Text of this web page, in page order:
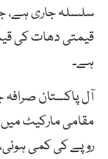
سلسلہ جاری ہے،
قیمتی دھات کی
ہے۔
آل پاکستان صرافہ